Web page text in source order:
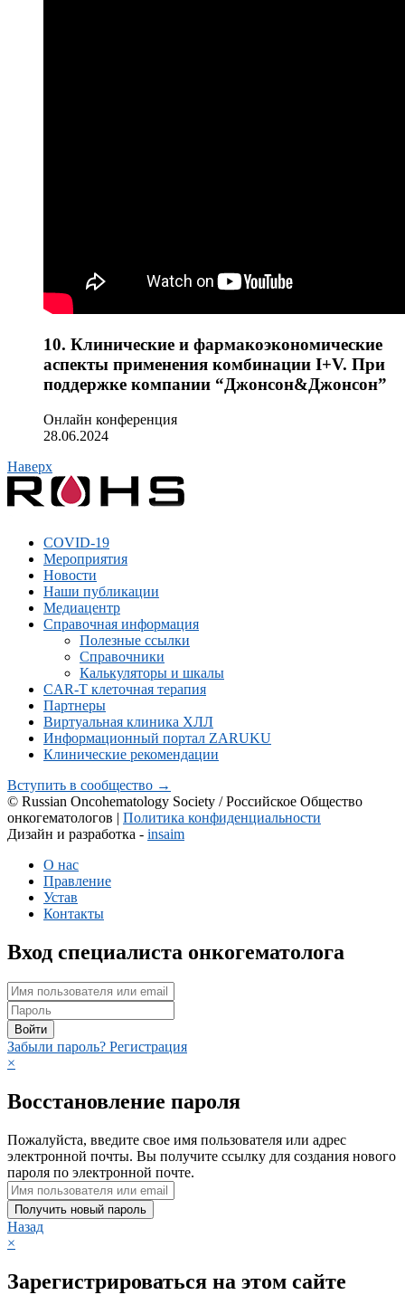
10. Клинические и фармакоэкономические
аспекты применения комбинации I+V. При
поддержке компании “Джонсон&Джонсон”
Онлайн конференция
28.06.2024
Наверх
COVID-19
Мероприятия
Новости
Наши публикации
Медиацентр
Справочная информация
Полезные ссылки
Справочники
Калькуляторы и шкалы
CAR-Т клеточная терапия
Партнеры
Виртуальная клиника ХЛЛ
Информационный портал ZARUKU
Клинические рекомендации
Вступить в сообщество →
© Russian Oncohematology Society / Российское Общество
онкогематологов | Политика конфиденциальности
Дизайн и разработка - insaim
О нас
Правление
Устав
Контакты
Вход специалиста онкогематолога
Войти
Забыли пароль? Регистрация
×
Восстановление пароля
Пожалуйста, введите свое имя пользователя или адрес
электронной почты. Вы получите ссылку для создания нового
пароля по электронной почте.
Получить новый пароль
Назад
×
Зарегистрироваться на этом сайте